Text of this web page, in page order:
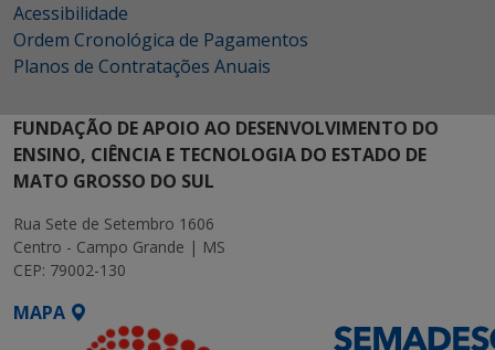
Acessibilidade
Ordem Cronológica de Pagamentos
Planos de Contratações Anuais
FUNDAÇÃO DE APOIO AO DESENVOLVIMENTO DO
ENSINO, CIÊNCIA E TECNOLOGIA DO ESTADO DE
MATO GROSSO DO SUL
Rua Sete de Setembro 1606
Centro - Campo Grande | MS
CEP: 79002-130
MAPA